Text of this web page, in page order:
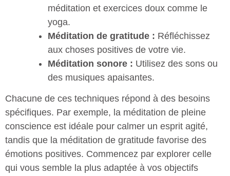
méditation et exercices doux comme le
yoga.
Méditation de gratitude : Réfléchissez
aux choses positives de votre vie.
Méditation sonore : Utilisez des sons ou
des musiques apaisantes.
Chacune de ces techniques répond à des besoins
spécifiques. Par exemple, la méditation de pleine
conscience est idéale pour calmer un esprit agité,
tandis que la méditation de gratitude favorise des
émotions positives. Commencez par explorer celle
qui vous semble la plus adaptée à vos objectifs